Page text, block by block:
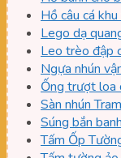
Hồ câu cá
Lego dạ
Leo trèo đập
Ngựa nhún
Ống trượt loa
Sàn nhún
Súng bắn
Tấm Ốp